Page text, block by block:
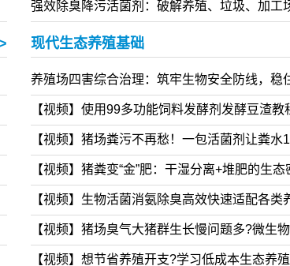
【视频】养殖成本降不下来？这一波“草”操作
强效除臭降污活菌剂：破解养殖、垃圾、加工
现代生态养殖基础
养殖场四害综合治理：筑牢生物安全防线，稳
【视频】使用99多功能饲料发酵剂发酵豆渣
【视频】猪场粪污不再愁！一包活菌剂让粪水
【视频】猪粪变“金”肥：干湿分离+堆肥的生
【视频】生物活菌消氨除臭高效快速适配各类